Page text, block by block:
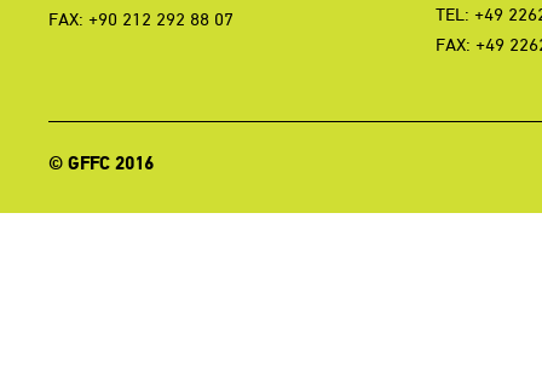
FAX: +90 212 292 88 07
TEL: +49
FAX: +49
© GFFC 2016